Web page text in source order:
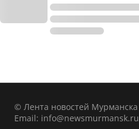
© Лента новостей Мурманска
Email: info@newsmurmansk.ru